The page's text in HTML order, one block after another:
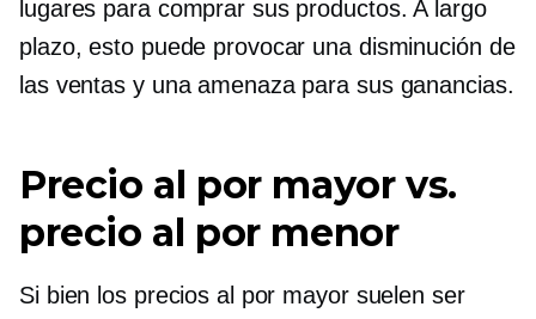
lugares para comprar sus productos. A largo
plazo, esto puede provocar una disminución de
las ventas y una amenaza para sus ganancias.
Precio al por mayor vs.
precio al por menor
Si bien los precios al por mayor suelen ser